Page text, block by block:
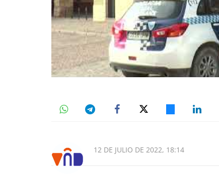
12 DE JULIO DE 2022, 18:14